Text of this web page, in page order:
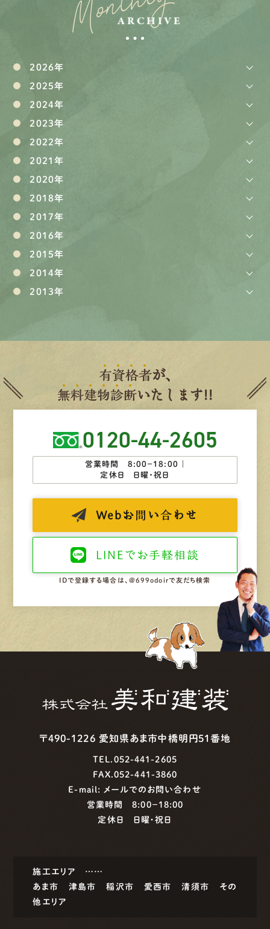
ARCHIVE
2026年
2025年
2024年
2023年
2022年
2021年
2020年
2018年
2017年
2016年
2015年
2014年
2013年
有資格者が、
無料建物診断いたします!!
0120-44-2605
営業時間 8:00−18:00 ｜
定休日 日曜・祝日
Web お問い合わせ
LINEで お手軽相談
IDで登録する場合は、@699odoirで友だち検索
〒490-1226 愛知県あま市中橋明円51番地
TEL.052-441-2605
FAX.052-441-3860
E-mail: メールでのお問い合わせ
営業時間 8:00−18:00
定休日 日曜・祝日
施工エリア ……
あま市
津島市 稲沢市 愛西市 清須市
その
他エリア